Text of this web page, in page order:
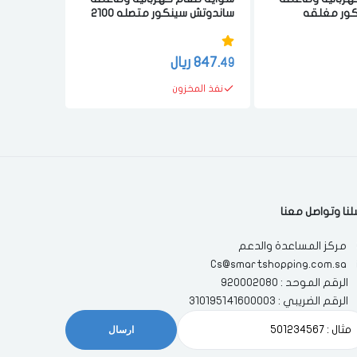
مغلقه
ساندوتش سينكور متصله 2100
847.49 ريال
نفذ المخزون
وتواصل معنا
مركز المساعدة والدعم
Cs@smartshopping.com.sa
الرقم الموحد : 920002080
الرقم الضريبي : 310195141600003
ارسال